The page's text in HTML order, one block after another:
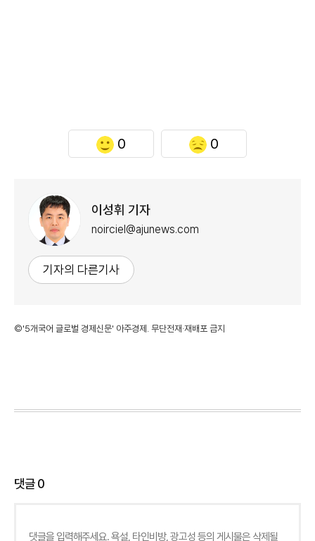
0 0
이성휘 기자
noirciel@ajunews.com
기자의 다른기사
©'5개국어 글로벌 경제신문' 아주경제. 무단전재·재배포 금지
댓글0